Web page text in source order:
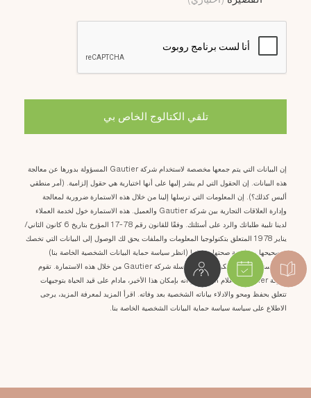
تلقي الكتالوج الخاص بي
إن البيانات التي يتم جمعها مخصصة لاستخدام شركة Gautier المسؤولة بدورها عن معالجة
هذه البيانات. إن الحقول التي لم يشر إليها على أنها اختيارية هي حقول إلزامية. (أمر منطقي
أليس كذلك؟). إن المعلومات التي ترسلها إلينا من خلال هذه الاستمارة ضرورية لمعالجة
وإدارة العلاقات التجارية بين شركة Gautier والعميل. هذه الاستمارة خول لخدمة العملاء
لدينا تلبية طلباتك والرد على أسئلتك. وفقًا للقانون رقم 78-17 المؤرخ بتاريخ 6 كانون الثاني/
يناير 1978 المتعلق بتكنولوجيا المعلومات والملفات يحق لك الوصول إلى البيانات التي تخصك
وتصحيحها ومعارضة صحتها وحذفها (انظر سياسة حماية البيانات الشخصية الخاصة بنا)
لممارسة هذا الحق، مكن للعميل مراسلة شركة Gautier من خلال هذه الاستمارة. تقوم
شركة Gautier باعلام المستخدم أنه بإمكان هذا الأخير، مادام على قيد الحياة بتوجيهات
تتعلق بحفظ ومحو والادلاء بياناته الشخصية بعد وفاته. اقرأ المزيد لمعرفة المزيد، يرجى
الاطلاع على سياسة سياسة حماية البيانات الشخصية الخاصة بنا.